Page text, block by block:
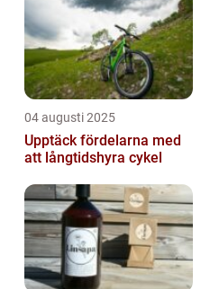
04 augusti 2025
Upptäck fördelarna med
att långtidshyra cykel